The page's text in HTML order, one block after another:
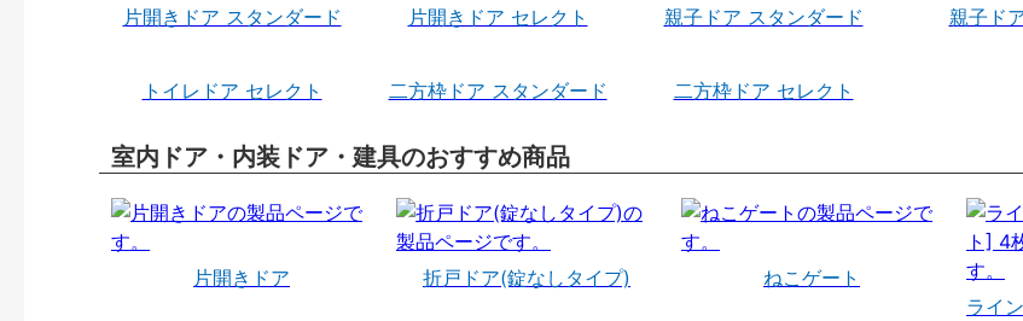
片開きドア スタンダード 片開きドア セレクト 親子ドア スタンダード 親子ド
トイレドア セレクト 二方枠ドア スタンダード 二方枠ドア セレクト
室内ドア・内装ドア・建具のおすすめ商品
片開きドア 折戸ドア(錠なしタイプ)
ねこゲート
ライ